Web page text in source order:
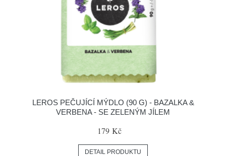
LEROS PEČUJÍCÍ MÝDLO (90 G) - BAZALKA &
VERBENA - SE ZELENÝM JÍLEM
179 Kč
DETAIL PRODUKTU